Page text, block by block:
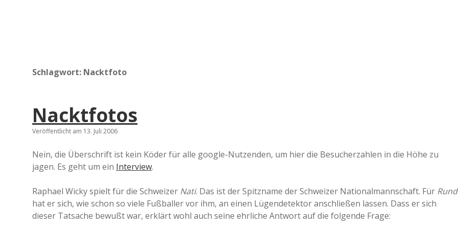
d
e
Schlagwort: Nacktfoto
Nacktfotos
Veröffentlicht am 13. Juli 2006
Nein, die Überschrift ist kein Köder für alle google-Nutzenden, um hier die Besucherzahlen in die Höhe zu
jagen. Es geht um ein Interview.
Raphael Wicky spielt für die Schweizer Nati. Das ist der Spitzname der Schweizer Nationalmannschaft. Für Rund
hat er sich, wie schon so viele Fußballer vor ihm, an einen Lügendetektor anschließen lassen. Dass er sich
dieser Tatsache bewußt war, erklärt wohl auch seine ehrliche Antwort auf die folgende Frage: